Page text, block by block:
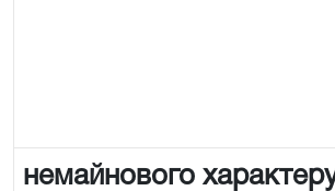
немайнового